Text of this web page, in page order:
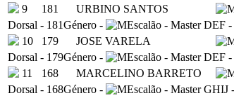
9
181 URBINO SANTOS
Dorsal - 181Género - Escalão - Master DEF
10
179 JOSE VARELA
Dorsal - 179Género - Escalão - Master DEF
11
168 MARCELINO BARRETO
Dorsal - 168Género - Escalão - Master GHIJ